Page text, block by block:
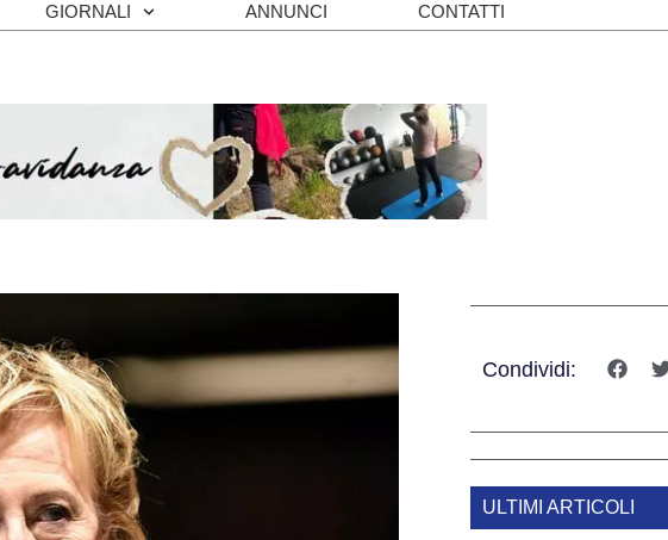
GIORNALI
ANNUNCI CONTATTI
Condividi:
ULTIMI ARTICOLI